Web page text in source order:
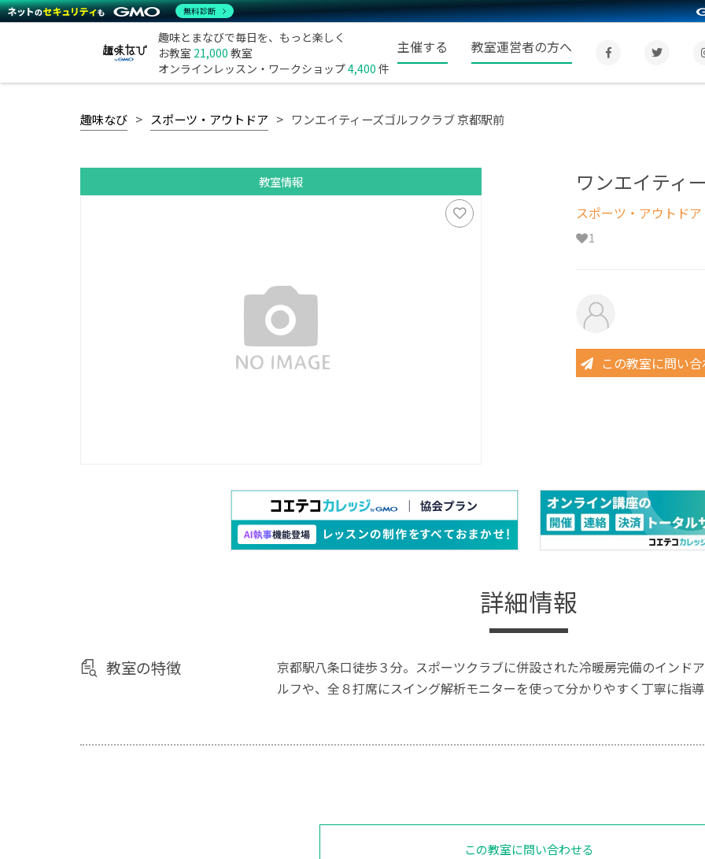
趣味とまなびで毎日を、もっと楽しく
お教室 21,000 教室
オンラインレッスン・ワークショップ4,400 件
主催する 教室運営者の方へ
趣味なび スポーツ・アウトドア ワンエイティーズゴルフクラブ 京都駅前
教室情報 ワンエイティ
スポーツ・アウトドア
1
この教室に問い
詳細情報
教室の特徴
京都駅八条口徒歩３分。スポーツクラブに併設された冷暖房完備のインド
ルフや、全８打席にスイング解析モニターを使って分かりやすく丁寧に指
この教室に問い合わせる
無料診断